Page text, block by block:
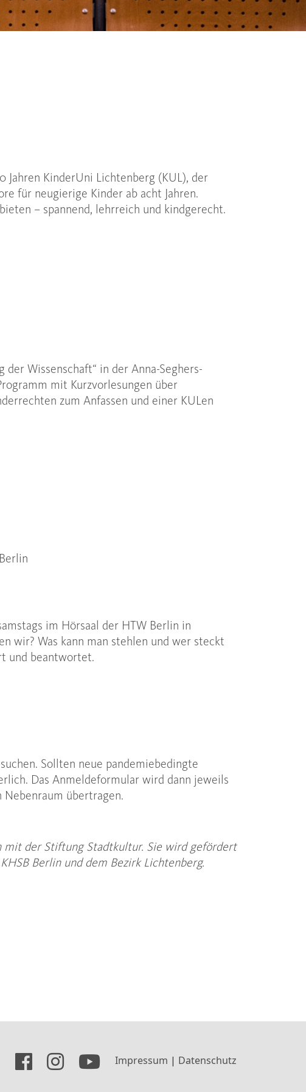
Jahren KinderUni Lichtenberg (KUL), der
für neugierige Kinder ab acht Jahren.
– spannend, lehrreich und kindgerecht.
Wissenschaft“ in der Anna-Seghers-
mit Kurzvorlesungen über
zum Anfassen und einer KULen
im Hörsaal der HTW Berlin in
wir? Was kann man stehlen und wer steckt
und beantwortet.
Sollten neue pandemiebedingte
Das Anmeldeformular wird dann jeweils
Nebenraum übertragen.
mit der Stiftung Stadtkultur. Sie wird gefördert
Berlin und dem Bezirk Lichtenberg.
Impressum | Datenschutz